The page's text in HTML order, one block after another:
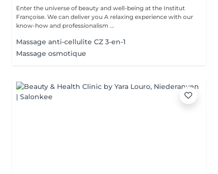
Enter the universe of beauty and well-being at the Institut
Françoise. We can deliver you A relaxing experience with our
know-how and professionalism ...
Massage anti-cellulite CZ 3-en-1
Massage osmotique